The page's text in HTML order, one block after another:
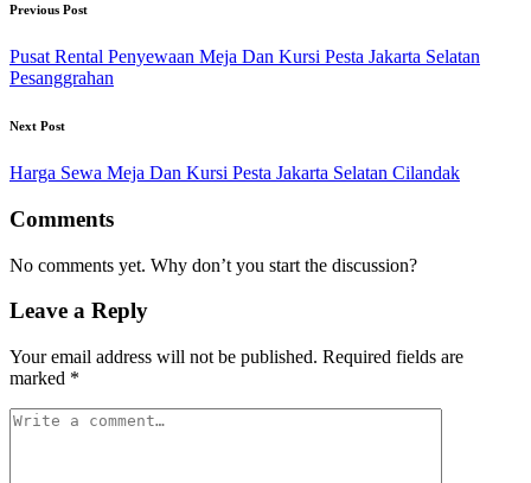
Post
navigation
Previous Post
Pusat Rental Penyewaan Meja Dan Kursi Pesta Jakarta Selatan
Pesanggrahan
Next Post
Harga Sewa Meja Dan Kursi Pesta Jakarta Selatan Cilandak
Comments
No comments yet. Why don’t you start the discussion?
Leave a Reply
Your email address will not be published. Required fields are
marked *